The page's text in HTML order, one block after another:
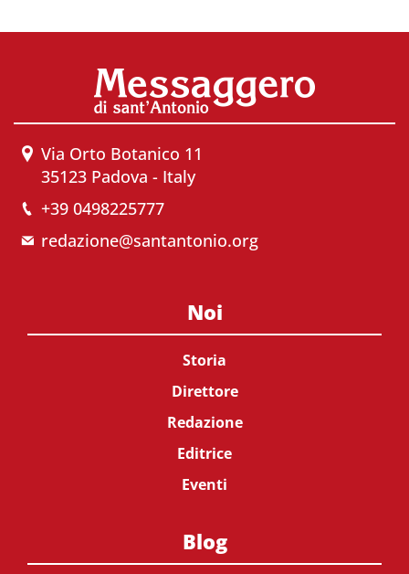
Via Orto Botanico 11
35123 Padova - Italy
+39 0498225777
redazione@santantonio.org
Noi
Storia
Direttore
Redazione
Editrice
Eventi
Blog